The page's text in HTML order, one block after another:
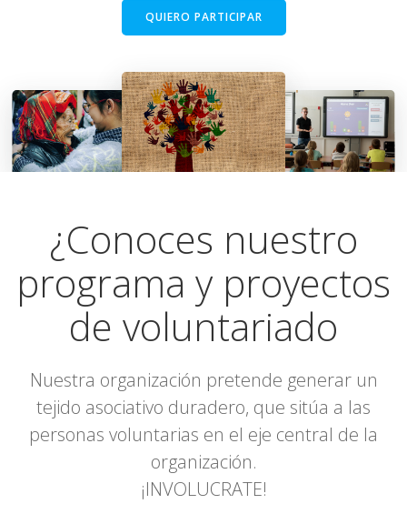
QUIERO PARTICIPAR
¿Conoces nuestro
programa y proyectos
de voluntariado
Nuestra organización pretende generar un
tejido asociativo duradero, que sitúa a las
personas voluntarias en el eje central de la
organización.
¡INVOLUCRATE!